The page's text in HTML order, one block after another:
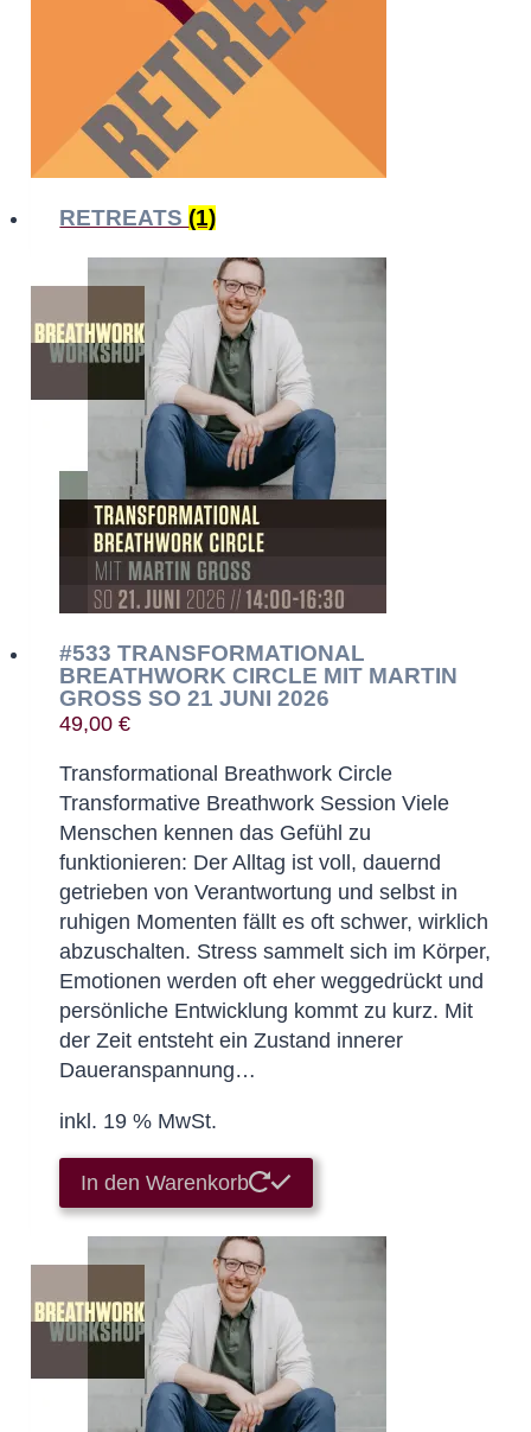
RETREATS (1)
#533 TRANSFORMATIONAL
BREATHWORK CIRCLE MIT MARTIN
GROSS SO 21 JUNI 2026
49,00€
Transformational Breathwork Circle
Transformative Breathwork Session Viele
Menschen kennen das Gefühl zu
funktionieren: Der Alltag ist voll, dauernd
getrieben von Verantwortung und selbst in
ruhigen Momenten fällt es oft schwer, wirklich
abzuschalten. Stress sammelt sich im Körper,
Emotionen werden oft eher weggedrückt und
persönliche Entwicklung kommt zu kurz. Mit
der Zeit entsteht ein Zustand innerer
Daueranspannung…
inkl. 19 % MwSt.
In den Warenkorb